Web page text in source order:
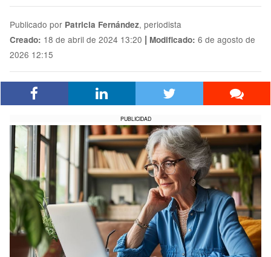
Publicado por Patricia Fernández, periodista
Creado: 18 de abril de 2024 13:20 | Modificado: 6 de agosto de
2026 12:15
PUBLICIDAD